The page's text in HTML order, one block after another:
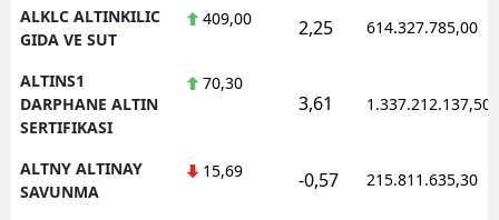
ALKLC ALTINKILIC
GIDA VE SUT
409,00 2,25 614.327.785,00
ALTINS1
DARPHANE ALTIN
SERTIFIKASI
70,30
3,61 1.337.212.137,50
ALTNY ALTINAY
SAVUNMA
15,69 -0,57 215.811.635,30